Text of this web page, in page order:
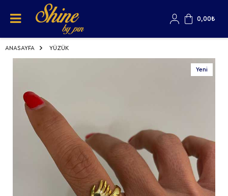
0,00₺
ANASAYFA YÜZÜK
Yeni